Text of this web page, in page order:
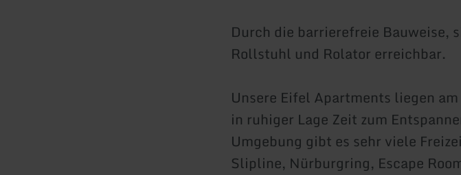
Durch die barrierefreie Bauweise,
Rollstuhl und Rolator erreichbar.
Unsere Eifel Apartments liegen
in ruhiger Lage Zeit zum
Umgebung gibt es sehr viele
Slipline, Nürburgring, Escape